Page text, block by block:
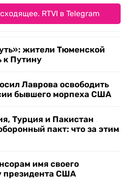
RTVI в Telegram
жители Тюменской
к Путину
Лаврова освободить
бывшего морпеха США
Турция и Пакистан
пакт: что за этим
имя своего
президента США